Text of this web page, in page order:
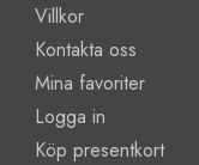
Villkor
Kontakta oss
Mina favoriter
Logga in
Köp presentkort